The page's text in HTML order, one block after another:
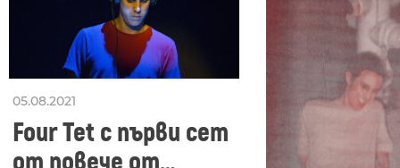
05.08.2021
Four Tet с първи сет